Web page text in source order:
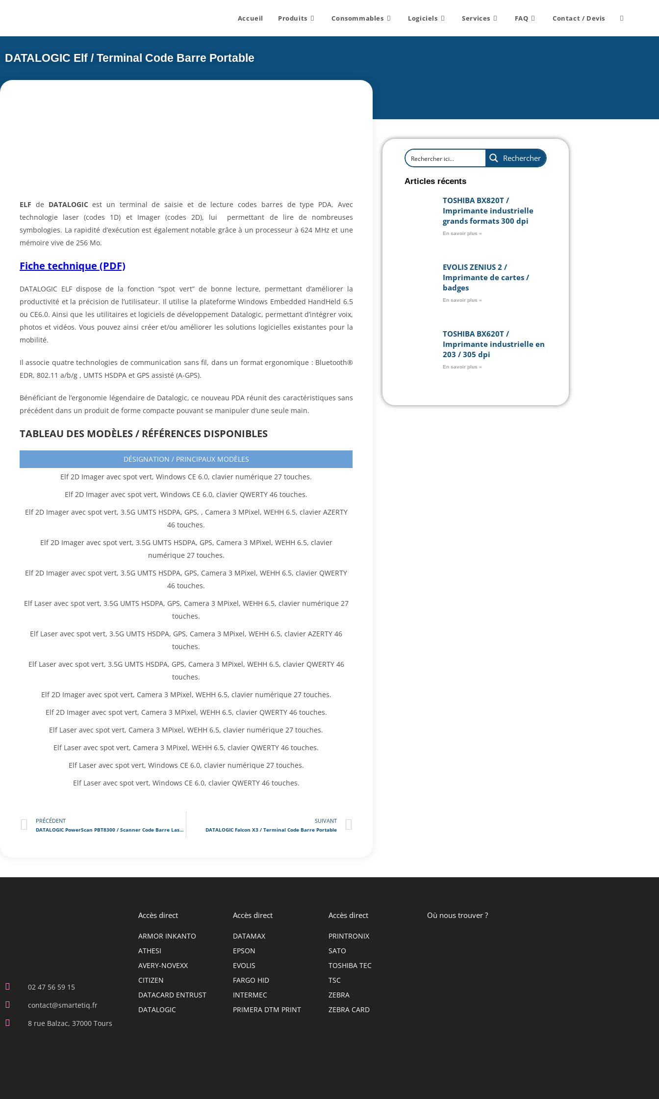
Accueil Produits Consommables Logiciels Services FAQ Contact / Devis
DATALOGIC Elf / Terminal Code Barre Portable
ELF de DATALOGICest un terminal de saisie et de lecture codes barres de type PDA. Avec
technologie laser (codes 1D) et Imager (codes 2D), lui permettant de lire de nombreuses
symbologies. La rapidité d’exécution est également notable grâce à un processeur à 624 MHz et une
mémoire vive de 256 Mo.
Fiche technique (PDF)
DATALOGIC ELF dispose de la fonction “spot vert” de bonne lecture, permettant d’améliorer la
productivité et la précision de l’utilisateur. Il utilise la plateforme Windows Embedded HandHeld 6.5
ou CE6.0. Ainsi que les utilitaires et logiciels de développement Datalogic, permettant d’intégrer voix,
photos et vidéos. Vous pouvez ainsi créer et/ou améliorer les solutions logicielles existantes pour la
mobilité.
Il associe quatre technologies de communication sans fil, dans un format ergonomique : Bluetooth®
EDR, 802.11 a/b/g , UMTS HSDPA et GPS assisté (A-GPS).
Bénéficiant de l’ergonomie légendaire de Datalogic, ce nouveau PDA réunit des caractéristiques sans
précédent dans un produit de forme compacte pouvant se manipuler d’une seule main.
TABLEAU DES MODÈLES / RÉFÉRENCES DISPONIBLES
DÉSIGNATION / PRINCIPAUX MODÈLES
Elf 2D Imager avec spot vert, Windows CE 6.0, clavier numérique 27 touches.
Elf 2D Imager avec spot vert, Windows CE 6.0, clavier QWERTY 46 touches.
Elf 2D Imager avec spot vert, 3.5G UMTS HSDPA, GPS, , Camera 3 MPixel, WEHH 6.5, clavier AZERTY
46 touches.
Elf 2D Imager avec spot vert, 3.5G UMTS HSDPA, GPS, Camera 3 MPixel, WEHH 6.5, clavier
numérique 27 touches.
Elf 2D Imager avec spot vert, 3.5G UMTS HSDPA, GPS, Camera 3 MPixel, WEHH 6.5, clavier QWERTY
46 touches.
Elf Laser avec spot vert, 3.5G UMTS HSDPA, GPS, Camera 3 MPixel, WEHH 6.5, clavier numérique 27
touches.
Elf Laser avec spot vert, 3.5G UMTS HSDPA, GPS, Camera 3 MPixel, WEHH 6.5, clavier AZERTY 46
touches.
Elf Laser avec spot vert, 3.5G UMTS HSDPA, GPS, Camera 3 MPixel, WEHH 6.5, clavier QWERTY 46
touches.
Elf 2D Imager avec spot vert, Camera 3 MPixel, WEHH 6.5, clavier numérique 27 touches.
Elf 2D Imager avec spot vert, Camera 3 MPixel, WEHH 6.5, clavier QWERTY 46 touches.
Elf Laser avec spot vert, Camera 3 MPixel, WEHH 6.5, clavier numérique 27 touches.
Elf Laser avec spot vert, Camera 3 MPixel, WEHH 6.5, clavier QWERTY 46 touches.
Elf Laser avec spot vert, Windows CE 6.0, clavier numérique 27 touches.
Elf Laser avec spot vert, Windows CE 6.0, clavier QWERTY 46 touches.
PRÉCÉDENT
DATALOGIC PowerScan PBT8300 / Scanner Code Barre Laser Bluetooth
SUIVANT
DATALOGIC Falcon X3 / Terminal Code Barre Portable
Rechercher
Articles récents
TOSHIBA BX820T /
Imprimante industrielle
grands formats 300 dpi
En savoir plus »
EVOLIS ZENIUS 2 /
Imprimante de cartes /
badges
En savoir plus »
TOSHIBA BX620T /
Imprimante industrielle en
203 / 305 dpi
En savoir plus »
02 47 56 59 15
contact@smartetiq.fr
8 rue Balzac, 37000 Tours
Accès direct
ARMOR INKANTO
ATHESI
AVERY-NOVEXX
CITIZEN
DATACARD ENTRUST
DATALOGIC
Accès direct
DATAMAX
EPSON
EVOLIS
FARGO HID
INTERMEC
PRIMERA DTM PRINT
Accès direct
PRINTRONIX
SATO
TOSHIBA TEC
TSC
ZEBRA
ZEBRA CARD
Où nous trouver ?